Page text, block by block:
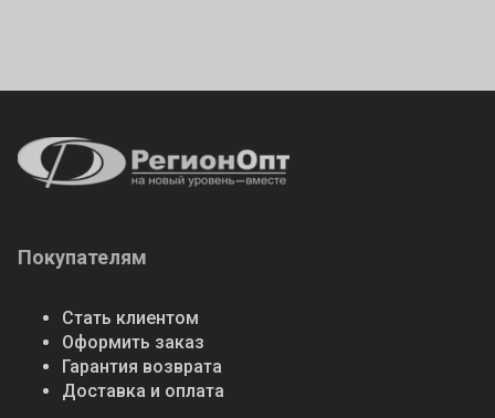
Покупателям
Стать клиентом
Оформить заказ
Гарантия возврата
Доставка и оплата